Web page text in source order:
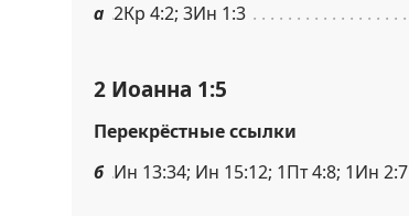
а 2Кр 4:2; 3Ин 1:3
2 Иоанна 1:5
Перекрёстные ссылки
б Ин 13:34; Ин 15:12; 1Пт 4:8; 1Ин 2:7